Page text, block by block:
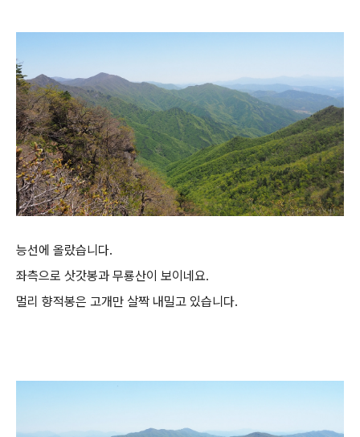
능선에 올랐습니다.
좌측으로 삿갓봉과 무룡산이 보이네요.
멀리 향적봉은 고개만 살짝 내밀고 있습니다.